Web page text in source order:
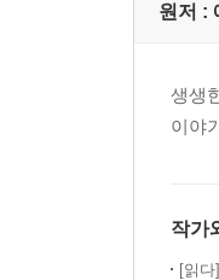
원저 :
생생
이야
작가
[읽다]